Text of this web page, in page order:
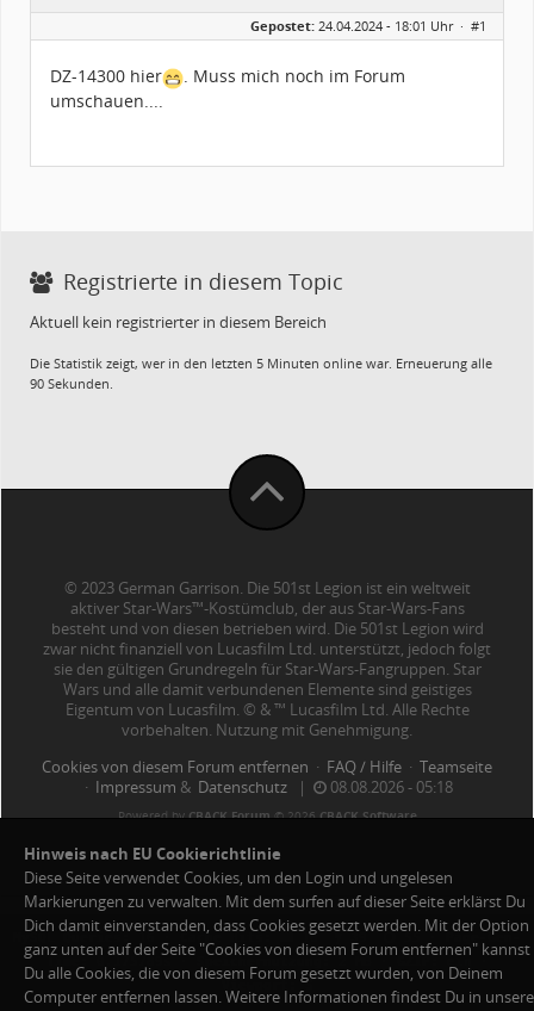
Geschlecht:
Beiträge:
3
06 / 2017
Legion-ID:
14300
Squad-Zugehörigkeit:
Gepostet: 24.04.2024 - 18:01 Uhr · #1
DZ-14300 hier
. Muss mich noch im Forum
umschauen....
Registrierte in diesem Topic
Aktuell kein registrierter in diesem Bereich
Die Statistik zeigt, wer in den letzten 5 Minuten online war. Erneuerung alle
90 Sekunden.
© 2023 German Garrison. Die 501st Legion ist ein weltweit
aktiver Star-Wars™-Kostümclub, der aus Star-Wars-Fans
besteht und von diesen betrieben wird. Die 501st Legion wird
zwar nicht finanziell von Lucasfilm Ltd. unterstützt, jedoch folgt
sie den gültigen Grundregeln für Star-Wars-Fangruppen. Star
Wars und alle damit verbundenen Elemente sind geistiges
Eigentum von Lucasfilm. © & ™ Lucasfilm Ltd. Alle Rechte
vorbehalten. Nutzung mit Genehmigung.
Cookies von diesem Forum entfernen · FAQ / Hilfe · Teamseite
· Impressum & Datenschutz | 08.08.2026 - 05:18
Powered byCBACK Forum© 2026CBACK Software
Cache Hits: 16
Page-Gen-
S
Hinweis nach EU Cookierichtlinie
Diese Seite verwendet Cookies, um den Login und ungelesen
Markierungen zu verwalten. Mit dem surfen auf dieser Seite erklärst Du
Dich damit einverstanden, dass Cookies gesetzt werden. Mit der Option
ganz unten auf der Seite "Cookies von diesem Forum entfernen" kannst
Du alle Cookies, die von diesem Forum gesetzt wurden, von Deinem
Computer entfernen lassen. Weitere Informationen findest Du in